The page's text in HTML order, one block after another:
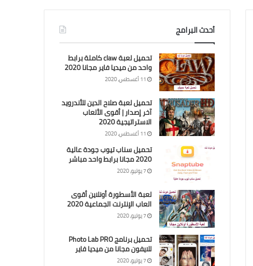
أحدث البرامج
تحميل لعبة claw كاملة برابط
واحد من ميديا فاير مجانا 2020
11 أغسطس، 2020
تحميل لعبة صلاح الدين للأندرويد
آخر إصدار | أقوى الألعاب
الاستراتيجية 2020
11 أغسطس، 2020
تحميل سناب تيوب جودة عالية
2020 مجانا برابط واحد مباشر
7 يوليو، 2020
لعبة الأسطورة أونلاين أقوى
العاب الإنترنت الجماعية 2020
7 يوليو، 2020
تحميل برنامج Photo Lab PRO
للايفون مجانا من ميديا فاير
7 يوليو، 2020